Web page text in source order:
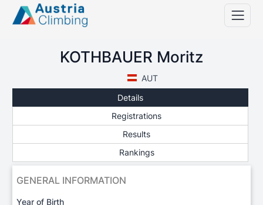
KOTHBAUER Moritz
AUT
Details
Registrations
Results
Rankings
GENERAL INFORMATION
Year of Birth